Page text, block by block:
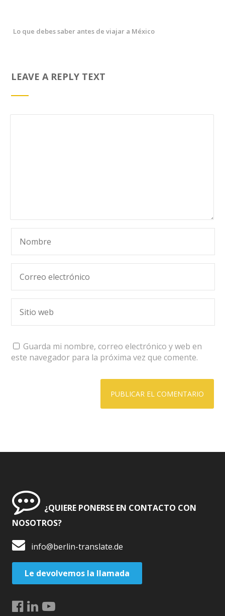
Lo que debes saber antes de viajar a México
LEAVE A REPLY TEXT
Guarda mi nombre, correo electrónico y web en
este navegador para la próxima vez que comente.
¿QUIERE PONERSE EN CONTACTO CON
NOSOTROS?
info@berlin-translate.de
Le devolvemos la llamada